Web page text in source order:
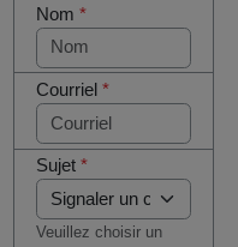
Nom*
Courriel*
Sujet*
Veuillez choisir un
si vous
êtes un
humain en
métal
(obligatoire)